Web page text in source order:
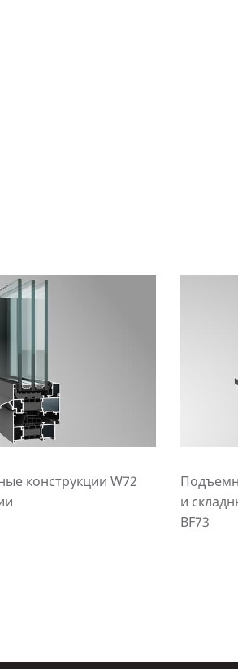
конструкции W72
и
BF73